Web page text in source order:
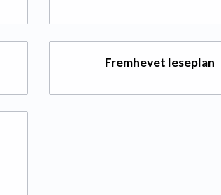
Fremhevet leseplan